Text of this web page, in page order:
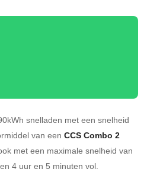
snelladen met een snelheid
van een CCS Combo 2
met een maximale snelheid van
4 uur en 5 minuten vol.